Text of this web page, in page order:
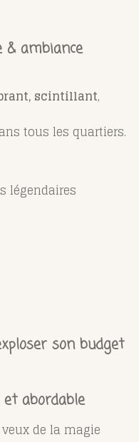
& ambiance
scintillant,
tous les quartiers.
légendaires
son budget
et abordable
de la magie